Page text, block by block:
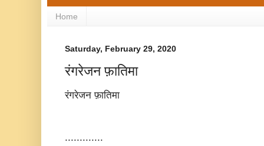
Home
Saturday, February 29, 2020
रंगरेजन फ़ातिमा
रंगरेजन फ़ातिमा
.............